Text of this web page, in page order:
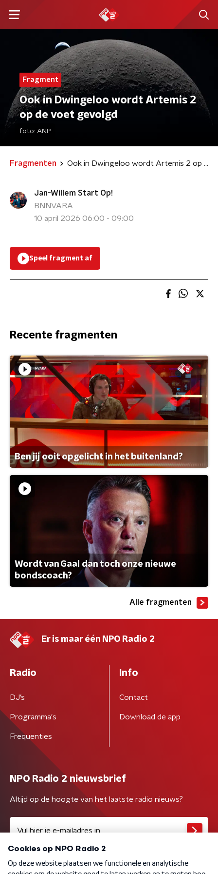
Fragment
Ook in Dwingeloo wordt Artemis 2
op de voet gevolgd
foto: ANP
Fragmenten Ook in Dwingeloo wordt Artemis 2 op de voet gevolgd
Jan-Willem Start Op!
BNNVARA
10 april 2026 06:00 - 09:00
Speel fragment af
Recente fragmenten
Ben jij ooit opgelicht in het buitenland?
Wordt van Gaal dan toch onze nieuwe
bondscoach?
Alle fragmenten
Er is maar één NPO Radio 2
Radio
DJ’s
Programma's
Frequenties
Info
Contact
Download de app
NPO Radio 2 nieuwsbrief
Altijd op de hoogte van het laatste radio nieuws?